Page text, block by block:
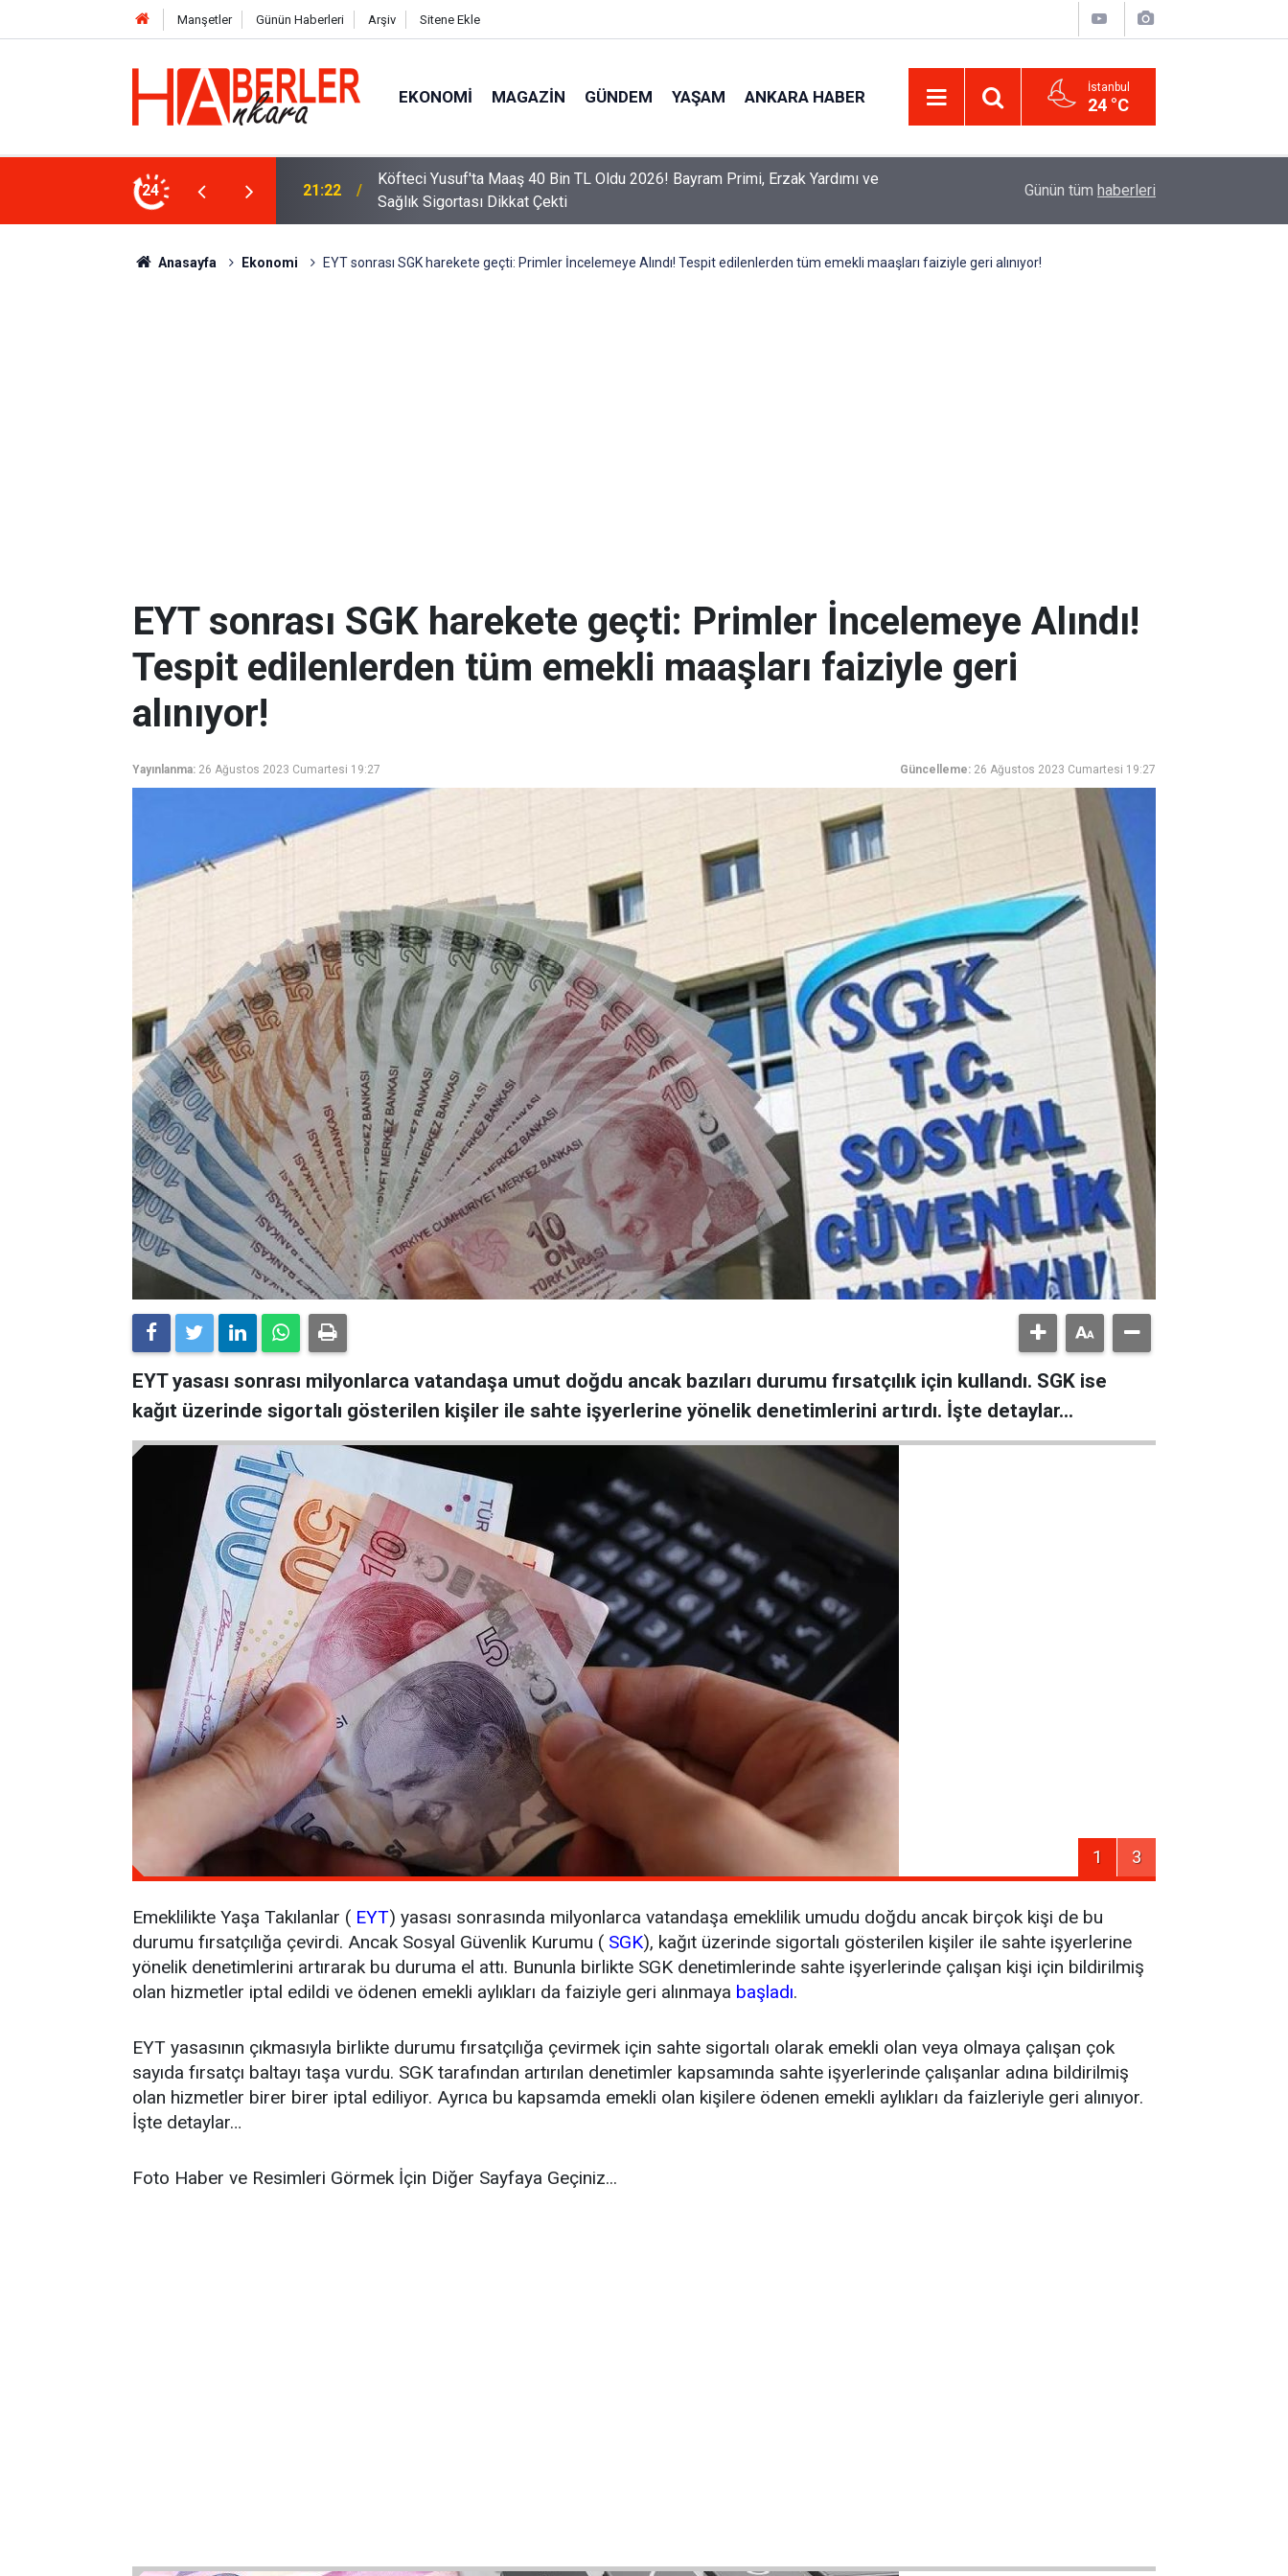
Manşetler Günün Haberleri Arşiv Sitene Ekle
EKONOMI MAGAZIN GÜNDEM YAŞAM ANKARA HABER İstanbul
24 °C
24
2026! Bayram Primi, Erzak Yardımı ve
12:33 Sürücüler Dikkat! Yeni Dönemde 3 İhlal Ehliyet İptaline Neden Olacak
Uzadı, Ödeme Kuralları Değişti
Günün tüm haberleri
Anasayfa Ekonomi EYT sonrası SGK harekete geçti: Primler İncelemeye Alındı! Tespit edilenlerden tüm emekli maaşları faiziyle geri alınıyor!
EYT sonrası SGK harekete geçti: Primler İncelemeye Alındı!
Tespit edilenlerden tüm emekli maaşları faiziyle geri
alınıyor!
Yayınlanma: 26 Ağustos 2023 Cumartesi 19:27 Güncelleme: 26 Ağustos 2023 Cumartesi 19:27
EYT yasası sonrası milyonlarca vatandaşa umut doğdu ancak bazıları durumu fırsatçılık için kullandı. SGK ise
kağıt üzerinde sigortalı gösterilen kişiler ile sahte işyerlerine yönelik denetimlerini artırdı. İşte detaylar…
1 3
Emeklilikte Yaşa Takılanlar ( EYT) yasası sonrasında milyonlarca vatandaşa emeklilik umudu doğdu ancak birçok kişi de bu
durumu fırsatçılığa çevirdi. Ancak Sosyal Güvenlik Kurumu ( SGK), kağıt üzerinde sigortalı gösterilen kişiler ile sahte işyerlerine
yönelik denetimlerini artırarak bu duruma el attı. Bununla birlikte SGK denetimlerinde sahte işyerlerinde çalışan kişi için bildirilmiş
olan hizmetler iptal edildi ve ödenen emekli aylıkları da faiziyle geri alınmaya başladı.
EYT yasasının çıkmasıyla birlikte durumu fırsatçılığa çevirmek için sahte sigortalı olarak emekli olan veya olmaya çalışan çok
sayıda fırsatçı baltayı taşa vurdu. SGK tarafından artırılan denetimler kapsamında sahte işyerlerinde çalışanlar adına bildirilmiş
olan hizmetler birer birer iptal ediliyor. Ayrıca bu kapsamda emekli olan kişilere ödenen emekli aylıkları da faizleriyle geri alınıyor.
İşte detaylar…
Foto Haber ve Resimleri Görmek İçin Diğer Sayfaya Geçiniz...